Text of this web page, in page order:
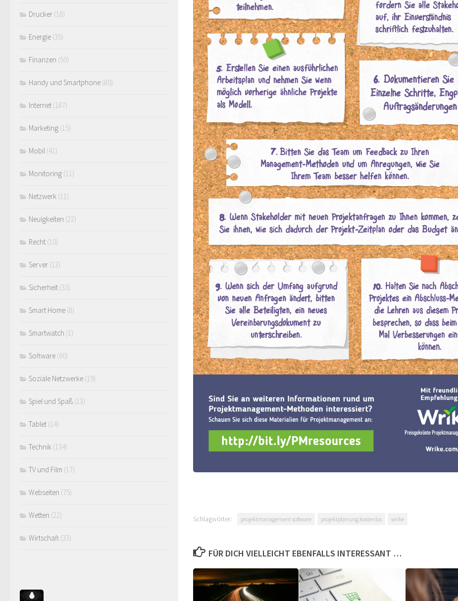
Schlagwörter: projektmanagement software projektplanung kostenlos wrike
FÜR DICH VIELLEICHT EBENFALLS INTERESSANT …
Drucker (18)
Energie (35)
Finanzen (50)
Handy und Smartphone (80)
Internet (187)
Marketing (15)
Mobil (41)
Monitoring (11)
Netzwerk (11)
Neuigkeiten (22)
Recht (10)
Server (13)
Sicherheit (33)
Smart Home (8)
Smartwatch (1)
Software (60)
Soziale Netzwerke (19)
Spiel und Spaß (13)
Tablet (14)
Technik (134)
TV und Film (17)
Webseiten (75)
Wetten (22)
Wirtschaft (33)